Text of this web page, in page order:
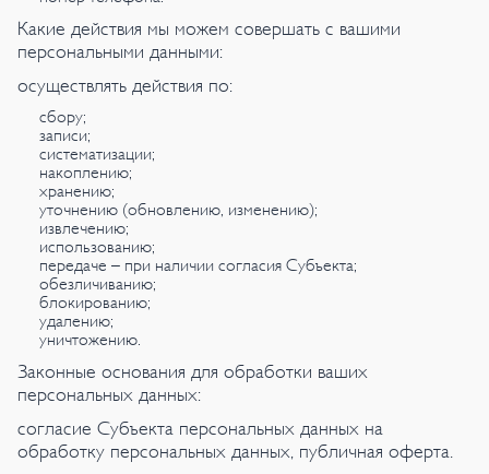
Какие действия мы можем совершать с вашими
персональными данными:
осуществлять действия по:
сбору;
записи;
систематизации;
накоплению;
хранению;
уточнению (обновлению, изменению);
извлечению;
использованию;
передаче – при наличии согласия Субъекта;
обезличиванию;
блокированию;
удалению;
уничтожению.
Законные основания для обработки ваших
персональных данных:
согласие Субъекта персональных данных на
обработку персональных данных, публичная оферта.